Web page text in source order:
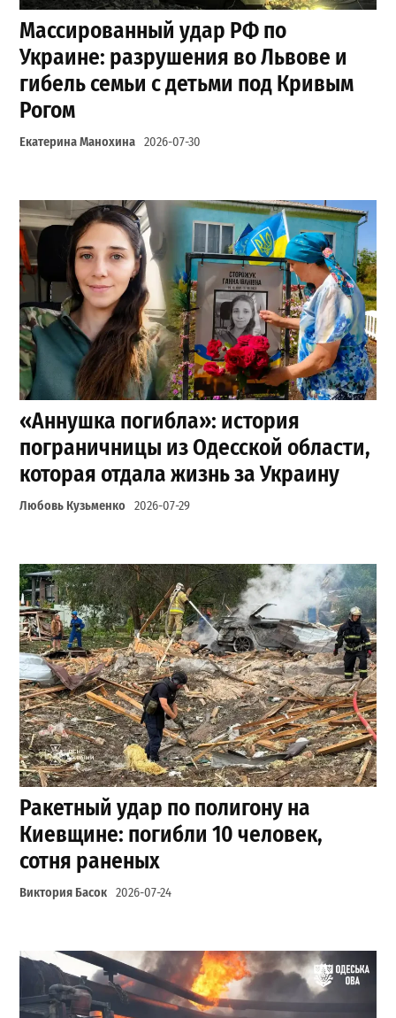
Массированный удар РФ по
Украине: разрушения во Львове и
гибель семьи с детьми под Кривым
Рогом
Екатерина Манохина 2026-07-30
«Аннушка погибла»: история
пограничницы из Одесской области,
которая отдала жизнь за Украину
Любовь Кузьменко 2026-07-29
Ракетный удар по полигону на
Киевщине: погибли 10 человек,
сотня раненых
Виктория Басок 2026-07-24